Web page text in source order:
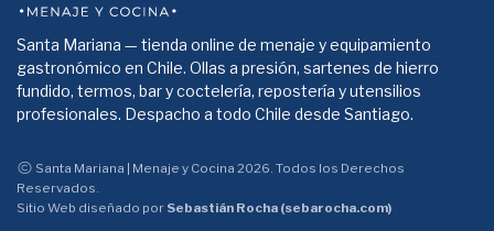
Santa Mariana — tienda online de menaje y equipamiento
gastronómico en Chile. Ollas a presión, sartenes de hierro
fundido, termos, bar y coctelería, repostería y utensilios
profesionales. Despacho a todo Chile desde Santiago.
Santa Mariana | Menaje y Cocina 2026. Todos los Derechos
Reservados.
Sitio Web diseñado por Sebastián Rocha (sebarocha.com)